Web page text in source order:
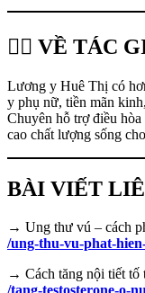
👩‍⚕️ VỀ TÁC
Lương y Huê Thị có
y phụ nữ, tiền mãn
Chuyên hỗ trợ điều
cao chất lượng sống
BÀI VIẾT
→ Ung thư vú – cách
/ung-thu-vu-phat-
→ Cách tăng nội tiết tố
/tang-testosterone-o-